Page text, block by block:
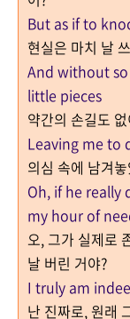
But as if to
현실은 마치 날
And without
little pieces
약간의 손길도
Leaving me to
의심 속에 남겨
Oh, if he really
my hour of
오, 그가 실제로
날 버린 거야?
I truly am
난 진짜로, 원래